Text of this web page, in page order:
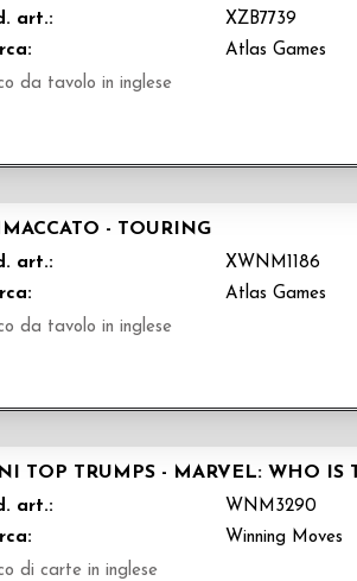
art.:
XZB7739
Atlas Games
da tavolo in inglese
- TOURING
art.:
XWNM1186
Atlas Games
da tavolo in inglese
TOP TRUMPS - MARVEL: WHO IS
art.:
WNM3290
Winning Moves
di carte in inglese